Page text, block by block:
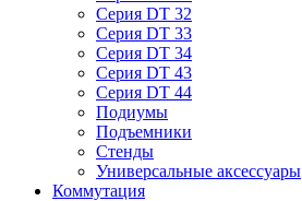
Серия DT 32
Серия DT 33
Серия DT 34
Серия DT 43
Серия DT 44
Подиумы
Подъемники
Стенды
Универсальные аксессуары
Коммутация